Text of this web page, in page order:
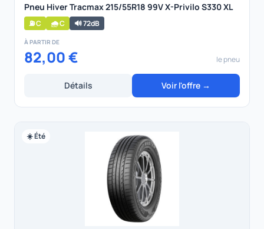
Pneu Hiver Tracmax 215/55R18 99V X-Privilo S330 XL
⛽ C 🌧️ C 🔊 72dB
À PARTIR DE
82,00 € le pneu
Détails Voir l'offre →
☀️ Été